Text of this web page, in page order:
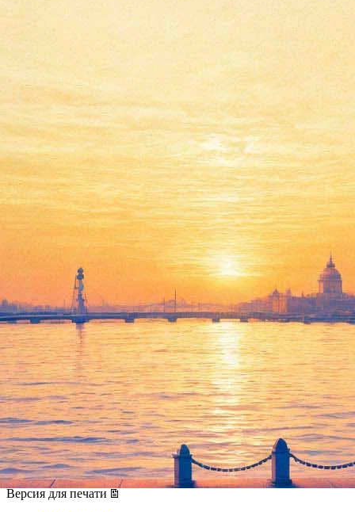
Звезды соберутся на
Рождественском гала-
концерте в Мариинском
06 января 2014, понедельник,19.00
Версия для печати